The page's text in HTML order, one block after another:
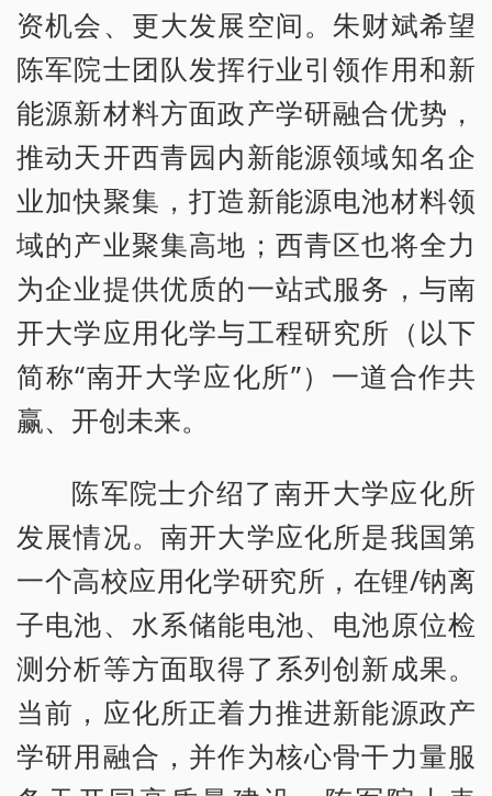
资机会、更大发展空间。朱财斌希望
陈军院士团队发挥行业引领作用和新
能源新材料方面政产学研融合优势，
推动天开西青园内新能源领域知名企
业加快聚集，打造新能源电池材料领
域的产业聚集高地；西青区也将全力
为企业提供优质的一站式服务，与南
开大学应用化学与工程研究所（以下
简称“南开大学应化所”）一道合作共
赢、开创未来。
陈军院士介绍了南开大学应化所
发展情况。南开大学应化所是我国第
一个高校应用化学研究所，在锂/钠离
子电池、水系储能电池、电池原位检
测分析等方面取得了系列创新成果。
当前，应化所正着力推进新能源政产
学研用融合，并作为核心骨干力量服